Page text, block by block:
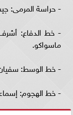
- حراسة المرمى:
- خط الدفاع: أشرف
ماسواكو.
- خط الوسط: سفيان
- خط الهجوم: